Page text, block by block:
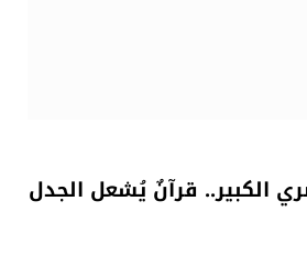
الكبير.. قرآنٌ يُشعل الجدل